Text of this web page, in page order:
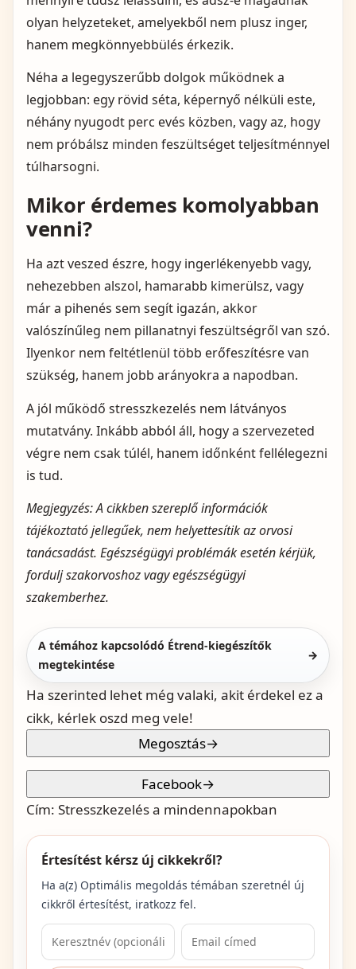
olyan helyzeteket, amelyekből nem plusz inger,
hanem megkönnyebbülés érkezik.
Néha a legegyszerűbb dolgok működnek a
legjobban: egy rövid séta, képernyő nélküli este,
néhány nyugodt perc evés közben, vagy az, hogy
nem próbálsz minden feszültséget teljesítménnyel
túlharsogni.
Mikor érdemes komolyabban
venni?
Ha azt veszed észre, hogy ingerlékenyebb vagy,
nehezebben alszol, hamarabb kimerülsz, vagy
már a pihenés sem segít igazán, akkor
valószínűleg nem pillanatnyi feszültségről van szó.
Ilyenkor nem feltétlenül több erőfeszítésre van
szükség, hanem jobb arányokra a napodban.
A jól működő stresszkezelés nem látványos
mutatvány. Inkább abból áll, hogy a szervezeted
végre nem csak túlél, hanem időnként fellélegezni
is tud.
Megjegyzés: A cikkben szereplő információk
tájékoztató jellegűek, nem helyettesítik az orvosi
tanácsadást. Egészségügyi problémák esetén kérjük,
fordulj szakorvoshoz vagy egészségügyi
szakemberhez.
A témához kapcsolódó Étrend-kiegészítők
megtekintése
→
Ha szerinted lehet még valaki, akit érdekel ez a
cikk, kérlek oszd meg vele!
Megosztás→
Facebook→
Cím: Stresszkezelés a mindennapokban
Értesítést kérsz új cikkekről?
Ha a(z) Optimális megoldás témában szeretnél új
cikkről értesítést, iratkozz fel.